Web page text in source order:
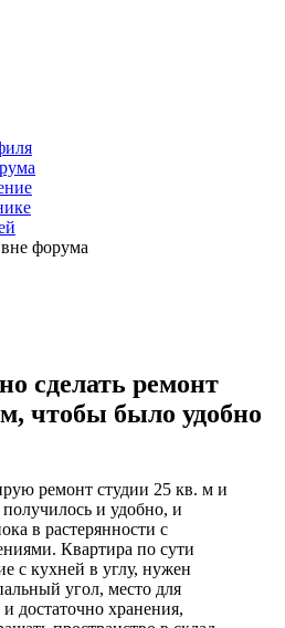
сделать ремонт
чтобы было удобно
ремонт студии 25 кв. м и
получилось и удобно, и
в растерянности с
Квартира по сути
с кухней в углу, нужен
угол, место для
и достаточно хранения,